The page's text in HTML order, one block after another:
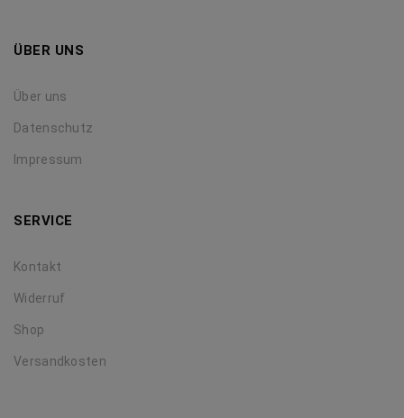
ÜBER UNS
Über uns
Datenschutz
Impressum
SERVICE
Kontakt
Widerruf
Shop
Versandkosten